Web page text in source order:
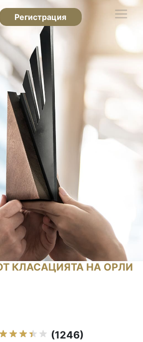
Регистрация
КЛАСАЦИЯТА НА ОРЛИ
(1246)